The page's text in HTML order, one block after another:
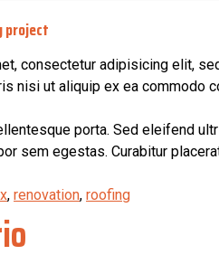
project
consectetur adipisicing elit,
nisi ut aliquip ex ea commodo
porta. Sed eleifend
sem egestas. Curabitur
, renovation, roofing